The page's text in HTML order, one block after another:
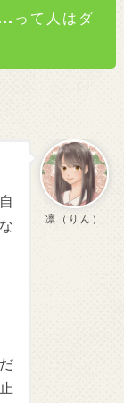
って人はダ
凛（りん）